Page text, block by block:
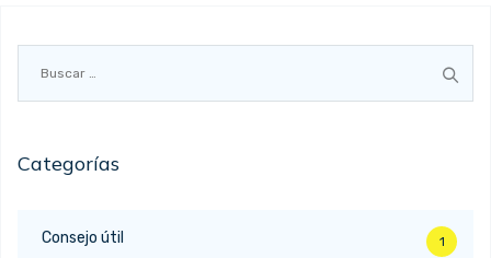
Categorías
Consejo útil 1